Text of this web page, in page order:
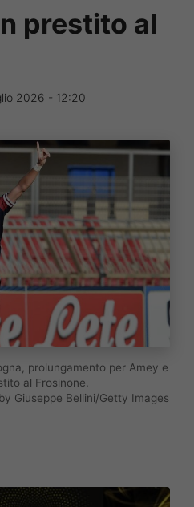
prestito al
2026 - 12:20
prolungamento per Amey e
al Frosinone.
Giuseppe Bellini/Getty Images